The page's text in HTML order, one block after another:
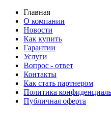
Главная
О компании
Новости
Как купить
Гарантии
Услуги
Вопрос - ответ
Контакты
Как стать партнером
Политика
Публичная оферта